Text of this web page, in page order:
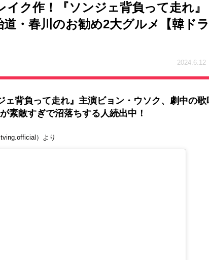
ク作！『ソンジェ背負って走れ』
道・春川のお勧め2大グルメ【韓ドラ
2024.6.12
ェ背負って走れ』主演ビョン・ウソク、劇中の歌
素敵すぎで沼落ちする人続出中！
）より